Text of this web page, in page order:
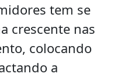
tem se
crescente nas
colocando
a